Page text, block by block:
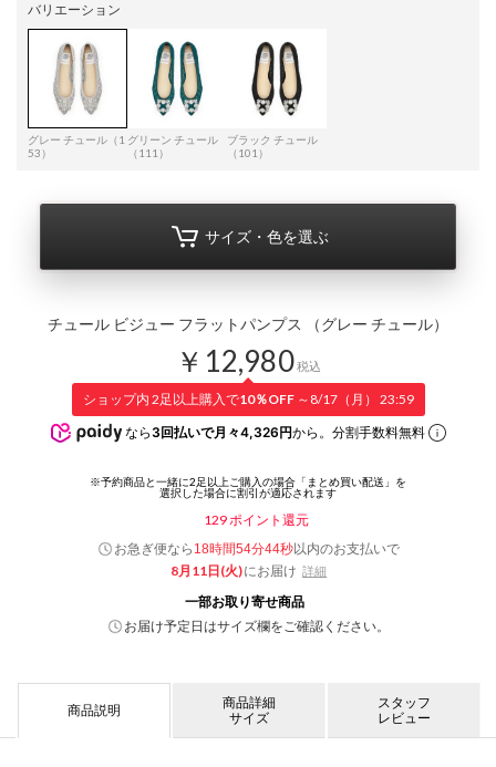
バリエーション
グレー チュール（1
53）
グリーン チュール
（111）
ブラック チュール
（101）
サイズ・色を選ぶ
チュール ビジュー フラットパンプス （グレー チュール）
￥12,980税込
ショップ内 2足以上購入で10％OFF～8/17（月） 23:59
なら 3回払いで月々4,326円から。分割手数料無料
129ポイント還元
お急ぎ便なら 18時間54分43秒以内のお支払いで
8月11日(火)にお届け 詳細
一部お取り寄せ商品
お届け予定日はサイズ欄をご確認ください。
商品説明
商品詳細
サイズ
スタッフ
レビュー